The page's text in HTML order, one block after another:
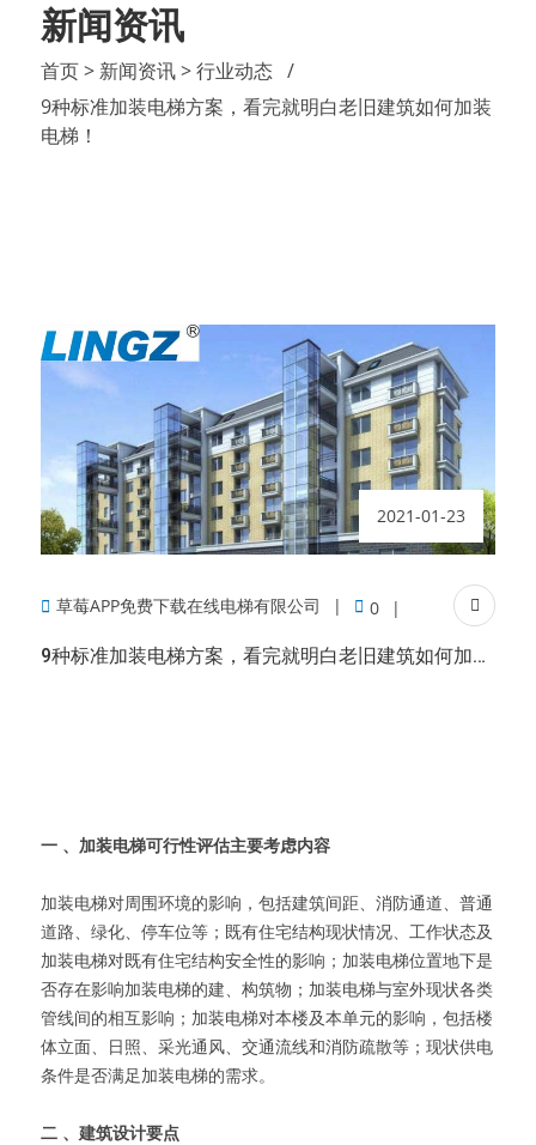
新闻资讯
首页> 新闻资讯> 行业动态
9种标准加装电梯方案，看完就明白老旧建筑如何加装
电梯！
2021-01-23
草莓APP免费下载在线电梯有限公司 0
9种标准加装电梯方案，看完就明白老旧建筑如何加装电梯！
一 、加装电梯可行性评估主要考虑内容
加装电梯对周围环境的影响，包括建筑间距、消防通道、普通
道路、绿化、停车位等；既有住宅结构现状情况、工作状态及
加装电梯对既有住宅结构安全性的影响；加装电梯位置地下是
否存在影响加装电梯的建、构筑物；加装电梯与室外现状各类
管线间的相互影响；加装电梯对本楼及本单元的影响，包括楼
体立面、日照、采光通风、交通流线和消防疏散等；现状供电
条件是否满足加装电梯的需求。
二 、建筑设计要点